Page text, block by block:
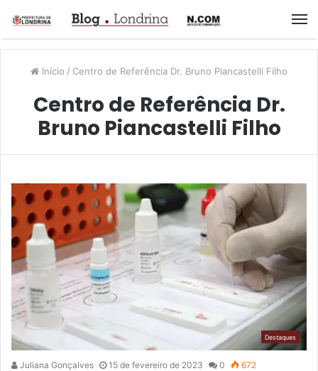
Início / Centro de Referência Dr. Bruno Piancastelli Filho
Centro de Referência Dr.
Bruno Piancastelli Filho
Destaques
Juliana Gonçalves 15 de fevereiro de 2023 0 672